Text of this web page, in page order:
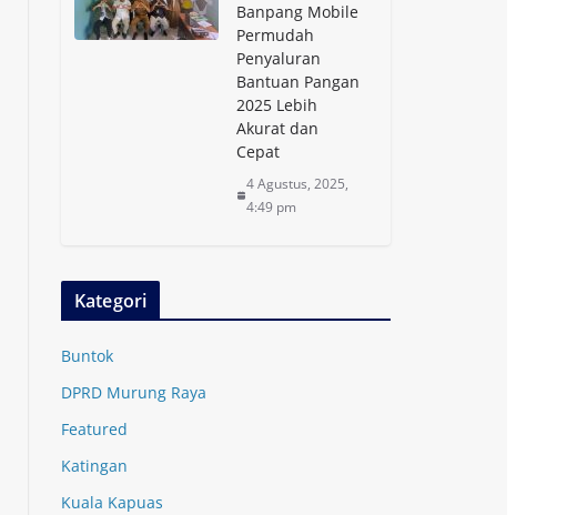
Banpang Mobile
Permudah
Penyaluran
Bantuan Pangan
2025 Lebih
Akurat dan
Cepat
4 Agustus, 2025,
4:49 pm
Kategori
Buntok
DPRD Murung Raya
Featured
Katingan
Kuala Kapuas